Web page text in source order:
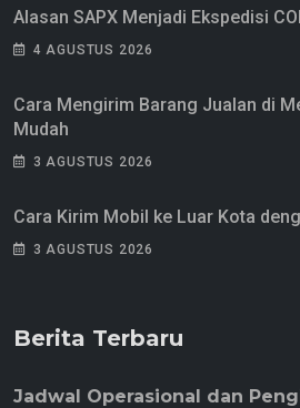
Alasan SAPX Menjadi Ekspedisi
4 AGUSTUS 2026
Cara Mengirim Barang Jualan di
Mudah
3 AGUSTUS 2026
Cara Kirim Mobil ke Luar Kota
3 AGUSTUS 2026
Berita Terbaru
Jadwal Operasional dan